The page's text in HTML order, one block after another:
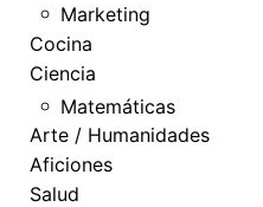
Marketing
Cocina
Ciencia
Matemáticas
Arte / Humanidades
Aficiones
Salud